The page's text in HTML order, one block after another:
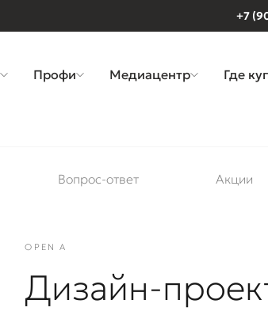
+7
Профи Медиацентр Где
Вопрос-ответ Акции
OPEN А
Дизайн-